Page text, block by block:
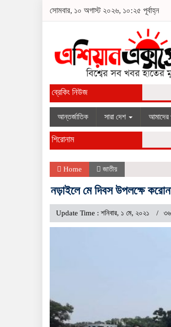
সোমবার, ১০ অগাস্ট ২০২৬, ১০:২৫ পূর্বাহ্ন
ব্রেকিং নিউজ
আন্তর্জাতিক সারা দেশ আমাদের
শিরোনাম
Home জাতীয়
নড়াইলে মে দিবস উপলক্ষে
Update Time : শনিবার, ১ মে, ২০২১